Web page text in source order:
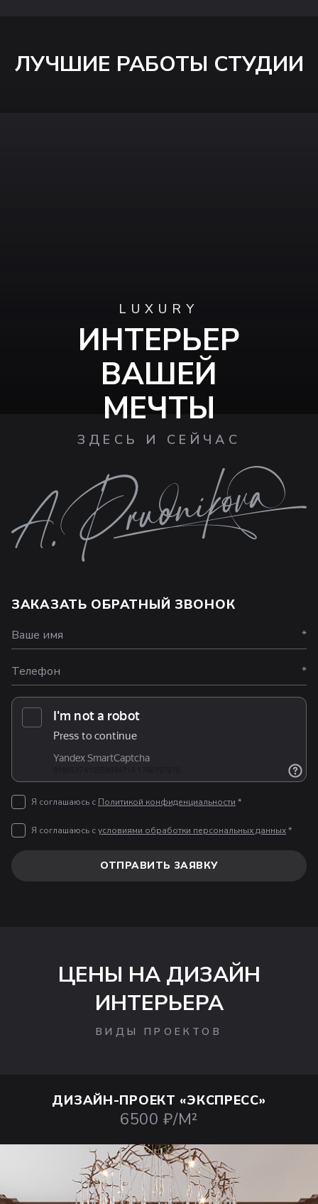
ЛУЧШИЕ РАБОТЫ СТУДИИ
LUXURY
ИНТЕРЬЕР
ВАШЕЙ
МЕЧТЫ
ЗДЕСЬ И СЕЙЧАС
ЗАКАЗАТЬ ОБРАТНЫЙ ЗВОНОК
Ваше имя *
Телефон *
Я соглашаюсь с Политикой конфиденциальности *
Я соглашаюсь сусловиями обработки персональных данных*
ОТПРАВИТЬ ЗАЯВКУ
ЦЕНЫ НА ДИЗАЙН
ИНТЕРЬЕРА
ВИДЫ ПРОЕКТОВ
ДИЗАЙН-ПРОЕКТ «ЭКСПРЕСС»
6500 ₽/М²